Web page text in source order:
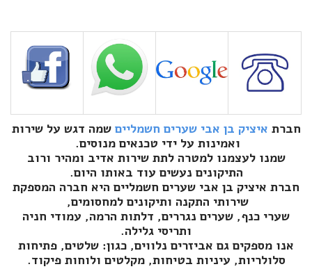
חברת איציק בן אבי שערים חשמליים שמה דגש על שירות
ואמינות על ידי טכנאים מנוסים.
שמנו לעצמנו למטרה לתת שירות אדיב ומהיר ורוב
התיקונים נעשים עוד באותו היום.
חברת איציק בן אבי שערים חשמליים היא חברה המספקת
שירותי התקנה ותיקונים למחסומים,
שערי כנף, שערים נגררים, דלתות הרמה, עמודי חניה
ותריסי גלילה.
אנו מספקים גם אביזרים נלווים, כגון: שלטים, פתיחות
סלולריות, עיניות בטיחות, מקלטים ולוחות פיקוד.